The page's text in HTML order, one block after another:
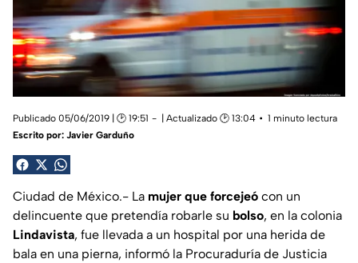
Publicado 05/06/2019 | 🕑 19:51 | Actualizado 🕑 13:04
1 minuto lectura
Escrito por: Javier Garduño
Ciudad de México.- La mujer que forcejeó con un
delincuente que pretendía robarle su bolso, en la colonia
Lindavista, fue llevada a un hospital por una herida de
bala en una pierna, informó la Procuraduría de Justicia